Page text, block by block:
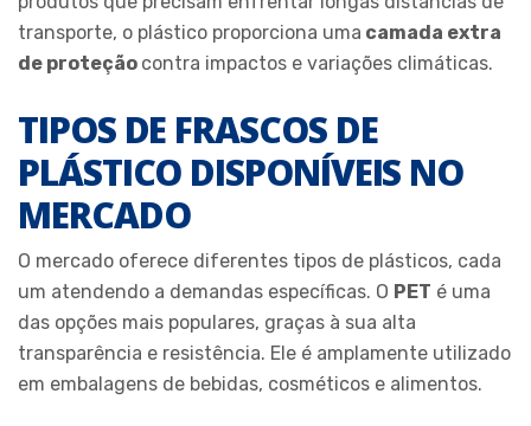
transporte, o plástico proporciona uma camada extra
de proteção contra impactos e variações climáticas.
TIPOS DE FRASCOS DE
PLÁSTICO DISPONÍVEIS NO
MERCADO
O mercado oferece diferentes tipos de plásticos, cada
um atendendo a demandas específicas. O PET é uma
das opções mais populares, graças à sua alta
transparência e resistência. Ele é amplamente utilizado
em embalagens de bebidas, cosméticos e alimentos.